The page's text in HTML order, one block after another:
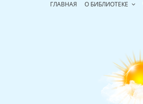
ГЛАВНАЯ О БИБЛИОТЕКЕ